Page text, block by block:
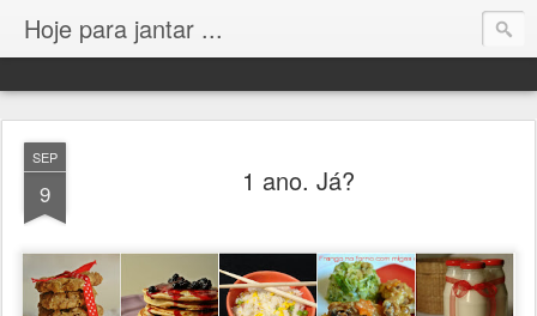
Hoje para jantar ...
SEP
9 1 ano. Já?